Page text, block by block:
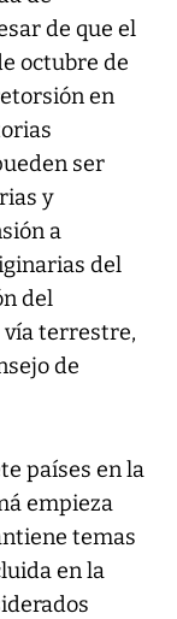
de que el
octubre de
en
ser
y
a
del
del
vía terrestre,
de
países en la
empieza
temas
en la